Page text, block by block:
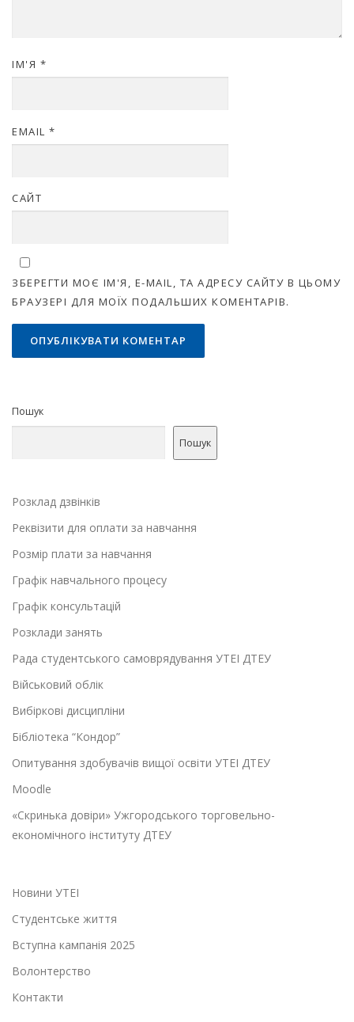
ІМ'Я *
EMAIL *
САЙТ
ЗБЕРЕГТИ МОЄ ІМ'Я, E-MAIL, ТА АДРЕСУ САЙТУ В ЦЬОМУ
БРАУЗЕРІ ДЛЯ МОЇХ ПОДАЛЬШИХ КОМЕНТАРІВ.
Пошук
Пошук
Розклад дзвінків
Реквізити для оплати за навчання
Розмір плати за навчання
Графік навчального процесу
Графік консультацій
Розклади занять
Рада студентського самоврядування УТЕІ ДТЕУ
Військовий облік
Вибіркові дисципліни
Бібліотека “Кондор”
Опитування здобувачів вищої освіти УТЕІ ДТЕУ
Moodle
«Скринька довіри» Ужгородського торговельно-
економічного інституту ДТЕУ
Новини УТЕІ
Студентське життя
Вступна кампанія 2025
Волонтерство
Контакти